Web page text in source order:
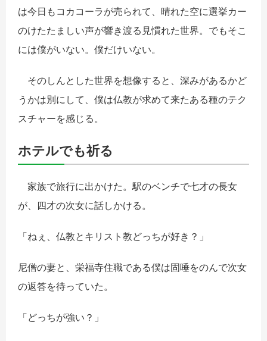
は今日もコカコーラが売られて、晴れた空に選挙カー
のけたたましい声が響き渡る見慣れた世界。でもそこ
には僕がいない。僕だけいない。
そのしんとした世界を想像すると、深みがあるかど
うかは別にして、僕は仏教が求めて来たある種のテク
スチャーを感じる。
ホテルでも祈る
家族で旅行に出かけた。駅のベンチで七才の長女
が、四才の次女に話しかける。
「ねぇ、仏教とキリスト教どっちが好き？」
尼僧の妻と、栄福寺住職である僕は固唾をのんで次女
の返答を待っていた。
「どっちが強い？」